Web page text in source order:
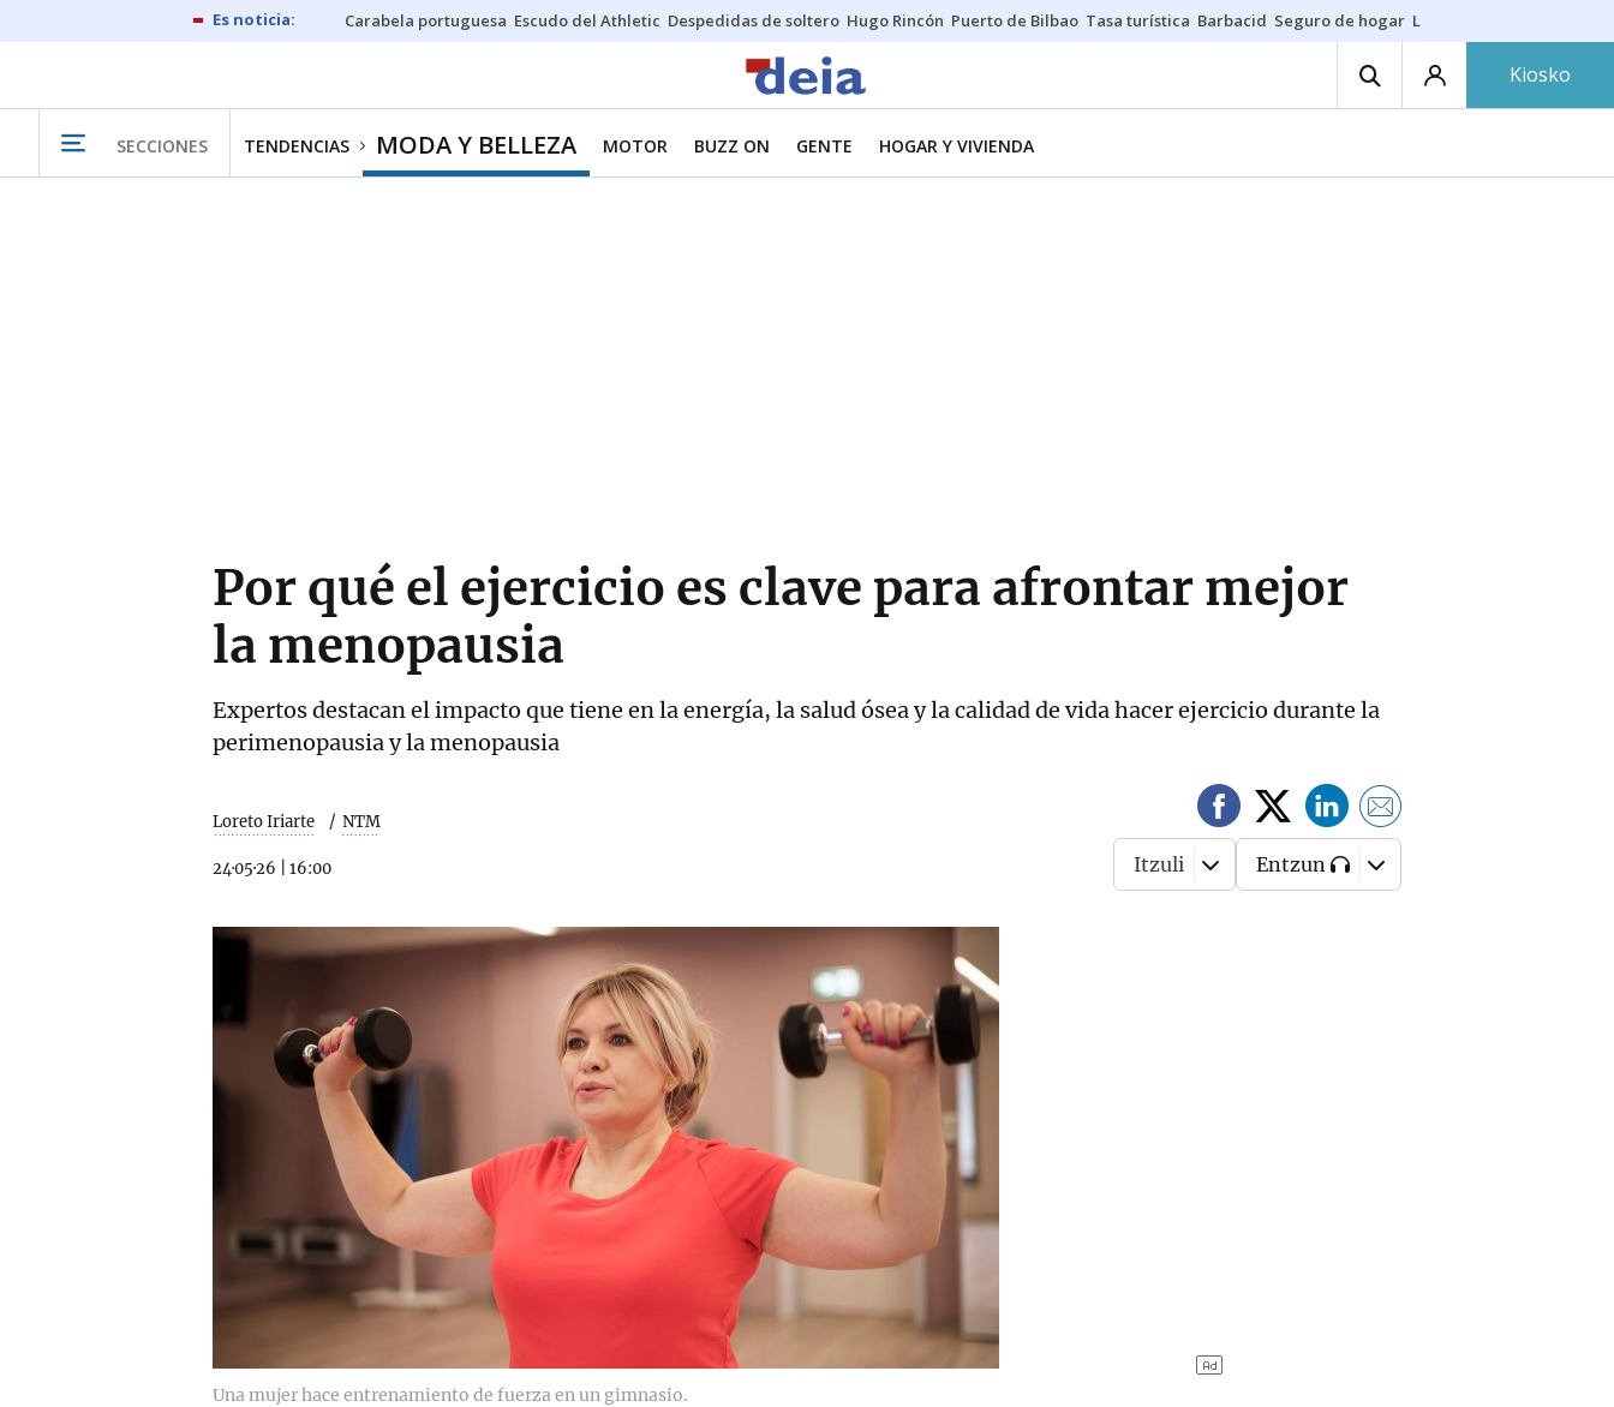
Carabela portuguesa Escudo del Athletic Despedidas de soltero Hugo Rincón Puerto de Bilbao Tasa turística Barbacid Seguro de hogar Lío Athletic-Osasuna
Kiosko
SECCIONES TENDENCIAS MODA Y BELLEZA MOTOR BUZZ ON GENTE HOGAR Y VIVIENDA
Por qué el ejercicio es clave para afrontar mejor
la menopausia
Expertos destacan el impacto que tiene en la energía, la salud ósea y la calidad de vida hacer ejercicio durante la
perimenopausia y la menopausia
Loreto Iriarte NTM
24·05·26 16:00 Itzuli Entzun
Una mujer hace entrenamiento de fuerza en un gimnasio.